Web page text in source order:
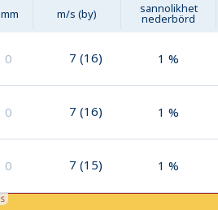
mm m/s (by) sannolikhet
nederbörd
0 7 (16) 1 %
0 7 (16) 1 %
0 7 (15) 1 %